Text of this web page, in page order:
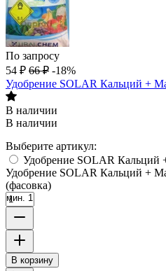
По запросу
54 ₽ 66 ₽ -18%
Удобрение SOLAR Кальций +
В наличии
В наличии
Выберите артикул:
Удобрение SOLAR Кальций
Удобрение SOLAR Кальций +
(фасовка)
мин. 1
В корзину